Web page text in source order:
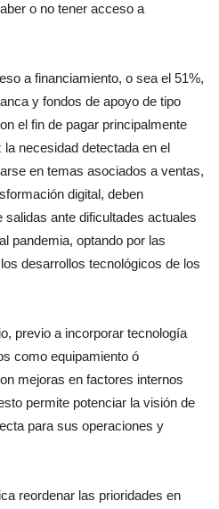
o no tener acceso a
a financiamiento, o sea el 51%,
y fondos de apoyo de tipo
el fin de pagar principalmente
necesidad detectada en el
en temas asociados a ventas,
digital, deben
salidas ante dificultades actuales
pandemia, optando por las
desarrollos tecnológicos de los
previo a incorporar tecnología
como equipamiento ó
mejoras en factores internos
permite potenciar la visión de
para sus operaciones y
reordenar las prioridades en